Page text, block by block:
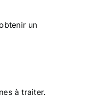
un
à traiter.